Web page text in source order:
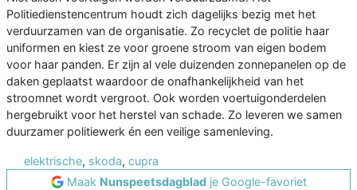
Politiedienstencentrum houdt zich dagelijks bezig met het
verduurzamen van de organisatie. Zo recyclet de politie haar
uniformen en kiest ze voor groene stroom van eigen bodem
voor haar panden. Er zijn al vele duizenden zonnepanelen op de
daken geplaatst waardoor de onafhankelijkheid van het
stroomnet wordt vergroot. Ook worden voertuigonderdelen
hergebruikt voor het herstel van schade. Zo leveren we samen
duurzamer politiewerk én een veilige samenleving.
elektrische, skoda, cupra
Maak Nunspeetsdagbladje Google-favoriet